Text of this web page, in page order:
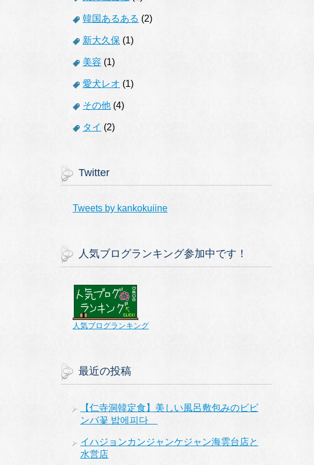
韓国あるある (2)
新大久保 (1)
美容 (1)
愛犬レオ (1)
その他 (4)
タイ (2)
Twitter
Tweets by kankokuiine
人気ブログランキング参加中です！
人気ブログランキング
最近の投稿
【仁寺洞韓定食】美しい風呂敷包みのビビ
ンバ꽃 밥에피다
イハジョンカンジャンケジャン海雲台店と
水営店